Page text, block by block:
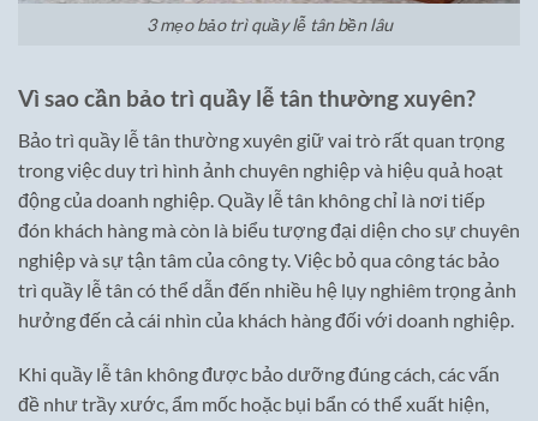
3 mẹo bảo trì quầy lễ tân bền lâu
Vì sao cần bảo trì quầy lễ tân thường xuyên?
Bảo trì quầy lễ tân thường xuyên giữ vai trò rất quan trọng
trong việc duy trì hình ảnh chuyên nghiệp và hiệu quả hoạt
động của doanh nghiệp. Quầy lễ tân không chỉ là nơi tiếp
đón khách hàng mà còn là biểu tượng đại diện cho sự chuyên
nghiệp và sự tận tâm của công ty. Việc bỏ qua công tác bảo
trì quầy lễ tân có thể dẫn đến nhiều hệ lụy nghiêm trọng ảnh
hưởng đến cả cái nhìn của khách hàng đối với doanh nghiệp.
Khi quầy lễ tân không được bảo dưỡng đúng cách, các vấn
đề như trầy xước, ẩm mốc hoặc bụi bẩn có thể xuất hiện,